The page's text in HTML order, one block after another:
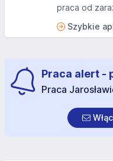
praca od
Szybkie
Praca alert -
Praca